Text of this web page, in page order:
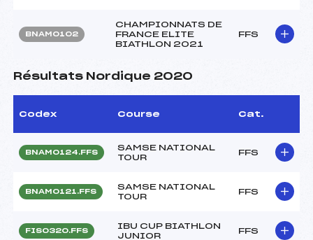
BNAM0102
CHAMPIONNATS DE
FRANCE ELITE
BIATHLON 2021
FFS
Résultats Nordique 2020
Codex Course Cat.
BNAM0124.FFS
SAMSE NATIONAL
TOUR
FFS
BNAM0121.FFS
SAMSE NATIONAL
TOUR
FFS
FIS0320.FFS
IBU CUP BIATHLON
JUNIOR
FFS